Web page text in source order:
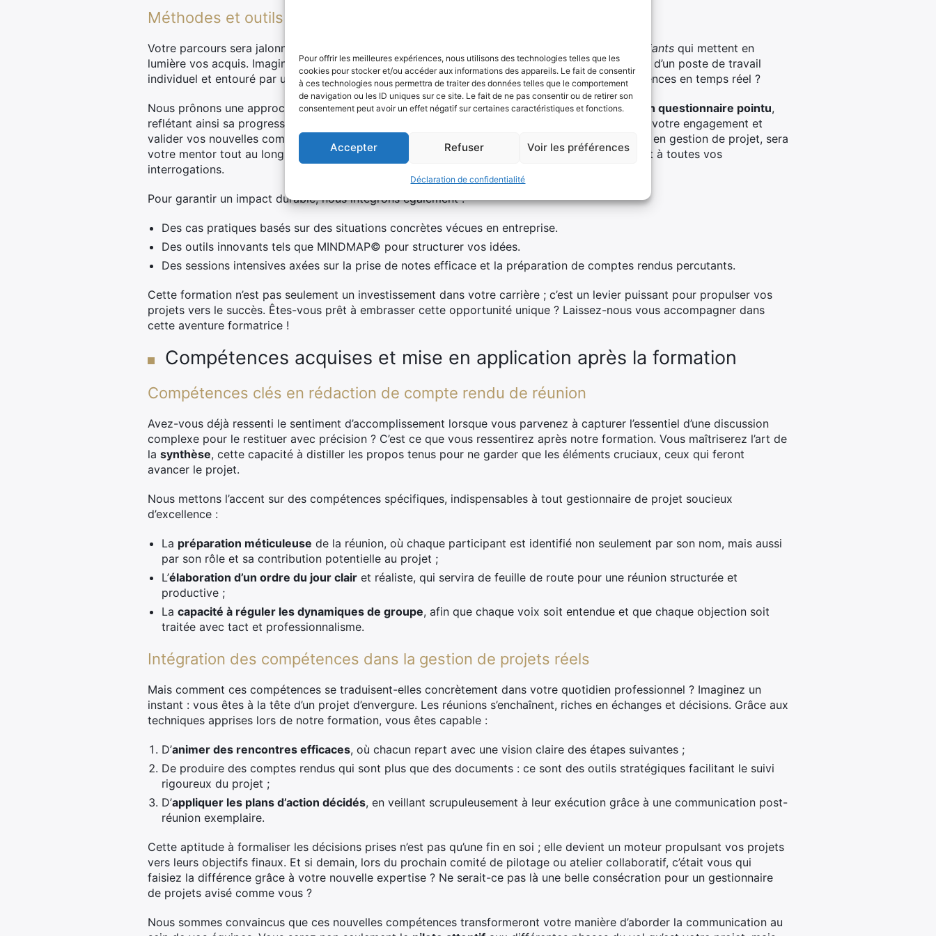
Pour offrir les meilleures expériences, nous utilisons des technologies telles que les
cookies pour stocker et/ou accéder aux informations des appareils. Le fait de consentir
à ces technologies nous permettra de traiter des données telles que le comportement
de navigation ou les ID uniques sur ce site. Le fait de ne pas consentir ou de retirer son
consentement peut avoir un effet négatif sur certaines caractéristiques et fonctions.
Accepter Refuser Voir les préférences
Déclaration de confidentialité
Méthodes et outils pédagogiques utilisés
Votre parcours sera jalonné d’ exercices pratiques vivifiants qui mettent en
lumière vos acquis. Imaginez-vous au cœur d’une séance où vous êtes l’acteur principal, équipé d’un poste de travail
individuel et entouré par une documentation pédagogique complète. Prêt à tester vos compétences en temps réel ?
Nous prônons une approche interactive où chaque participant est invité às’auto-évaluer via un questionnaire pointu,
reflétant ainsi sa progression personnelle. À l’issue du stage, une attestation viendra couronner votre engagement et
valider vos nouvelles compétences. Mais ce n’est pas tout ! Notre consultant-formateur, expert en gestion de projet, sera
votre mentor tout au long du chemin, partageant ses connaissances approfondies et répondant à toutes vos
interrogations.
Pour garantir un impact durable, nous intégrons également :
Des cas pratiques basés sur des situations concrètes vécues en entreprise.
Des outils innovants tels que MINDMAP© pour structurer vos idées.
Des sessions intensives axées sur la prise de notes efficace et la préparation de comptes rendus percutants.
Cette formation n’est pas seulement un investissement dans votre carrière ; c’est un levier puissant pour propulser vos
projets vers le succès. Êtes-vous prêt à embrasser cette opportunité unique ? Laissez-nous vous accompagner dans
cette aventure formatrice !
Compétences acquises et mise en application après la formation
Compétences clés en rédaction de compte rendu de réunion
Avez-vous déjà ressenti le sentiment d’accomplissement lorsque vous parvenez à capturer l’essentiel d’une discussion
complexe pour le restituer avec précision ? C’est ce que vous ressentirez après notre formation. Vous maîtriserez l’art de
la synthèse, cette capacité à distiller les propos tenus pour ne garder que les éléments cruciaux, ceux qui feront
avancer le projet.
Nous mettons l’accent sur des compétences spécifiques, indispensables à tout gestionnaire de projet soucieux
d’excellence :
La préparation méticuleuse de la réunion, où chaque participant est identifié non seulement par son nom, mais aussi
par son rôle et sa contribution potentielle au projet ;
L’élaboration d’un ordre du jour clair et réaliste, qui servira de feuille de route pour une réunion structurée et
productive ;
La capacité à réguler les dynamiques de groupe, afin que chaque voix soit entendue et que chaque objection soit
traitée avec tact et professionnalisme.
Intégration des compétences dans la gestion de projets réels
Mais comment ces compétences se traduisent-elles concrètement dans votre quotidien professionnel ? Imaginez un
instant : vous êtes à la tête d’un projet d’envergure. Les réunions s’enchaînent, riches en échanges et décisions. Grâce aux
techniques apprises lors de notre formation, vous êtes capable :
D’animer des rencontres efficaces, où chacun repart avec une vision claire des étapes suivantes ;
De produire des comptes rendus qui sont plus que des documents : ce sont des outils stratégiques facilitant le suivi
rigoureux du projet ;
D’appliquer les plans d’action décidés, en veillant scrupuleusement à leur exécution grâce à une communication post-
réunion exemplaire.
Cette aptitude à formaliser les décisions prises n’est pas qu’une fin en soi ; elle devient un moteur propulsant vos projets
vers leurs objectifs finaux. Et si demain, lors du prochain comité de pilotage ou atelier collaboratif, c’était vous qui
faisiez la différence grâce à votre nouvelle expertise ? Ne serait-ce pas là une belle consécration pour un gestionnaire
de projets avisé comme vous ?
Nous sommes convaincus que ces nouvelles compétences transformeront votre manière d’aborder la communication au